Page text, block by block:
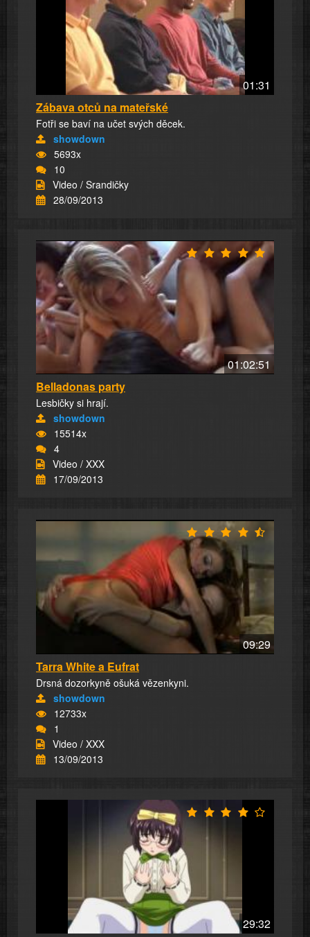
01:31
Zábava otců na mateřské
Fotři se baví na učet svých děcek.
showdown
5693x
10
Video / Srandičky
28/09/2013
01:02:51
Belladonas party
Lesbičky si hrají.
showdown
15514x
4
Video / XXX
17/09/2013
09:29
Tarra White a Eufrat
Drsná dozorkyně ošuká vězenkyni.
showdown
12733x
1
Video / XXX
13/09/2013
29:32